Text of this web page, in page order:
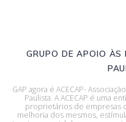
GRUPO DE APOIO ÀS
GAP agora é ACECAP-
Paulista. A ACECAP é uma
proprietários de empresas
melhoria dos mesmos,